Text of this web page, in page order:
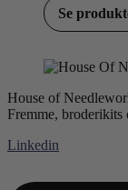
Se
House of
Fremme, broderikits
Linkedin